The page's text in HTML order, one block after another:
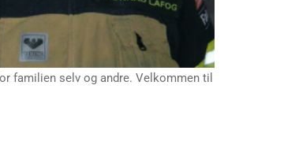
familien selv og andre. Velkommen til